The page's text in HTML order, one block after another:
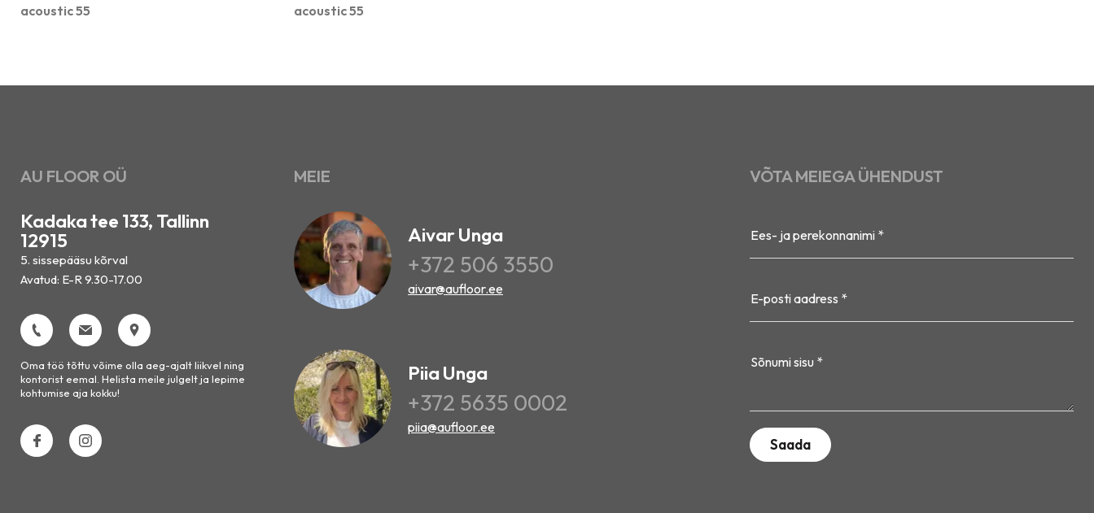
acoustic 55
acoustic 55
AU FLOOR OÜ
Kadaka tee 133, Tallinn
12915
5. sissepääsu kõrval
Avatud: E-R 9.30-17.00
Oma töö tõttu võime olla aeg-ajalt liikvel ning
kontorist eemal. Helista meile julgelt ja lepime
kohtumise aja kokku!
MEIE
Aivar Unga
+372 506 3550
aivar@aufloor.ee
Piia Unga
+372 5635 0002
piia@aufloor.ee
VÕTA MEIEGA ÜHENDUST
Ees- ja perekonnanimi *
E-posti aadress *
Sõnumi sisu *